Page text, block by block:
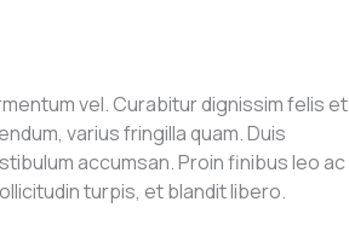
vel. Curabitur dignissim felis et
varius fringilla quam. Duis
accumsan. Proin finibus leo ac
turpis, et blandit libero.